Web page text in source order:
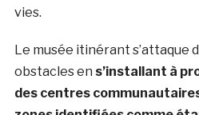
vies.
Le musée itinérant s’attaque
obstacles en s’installant à
des centres